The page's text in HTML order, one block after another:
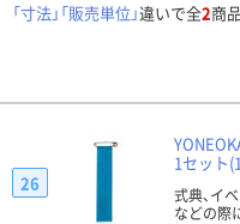
「寸法」「販売単位」違いで全2商
1セット
式典、イ
などの際
26